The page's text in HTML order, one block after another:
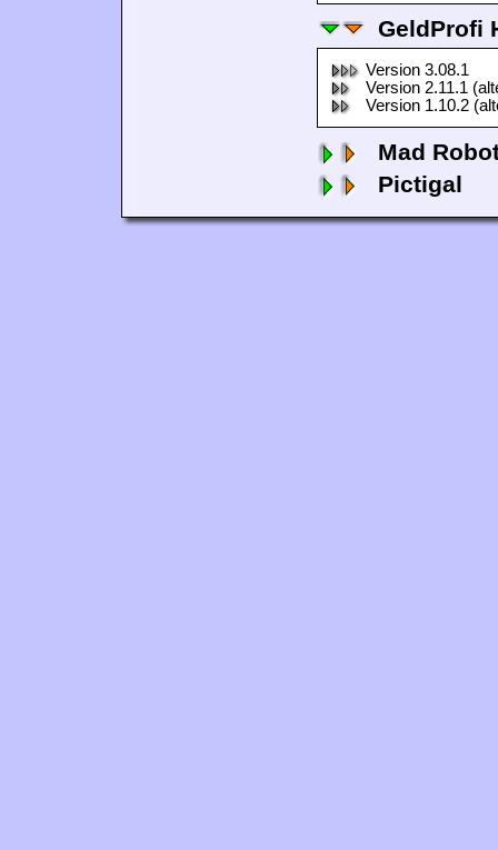
GeldProfi
Version 3.08.1
Version 2.11.1
Version 1.10.2
Mad
Pictigal